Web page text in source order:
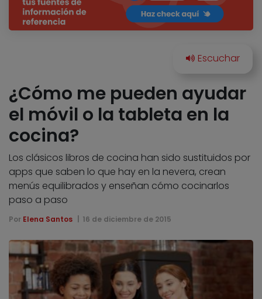
¿Cómo me pueden ayudar
el móvil o la tableta en la
cocina?
Los clásicos libros de cocina han sido sustituidos por
apps que saben lo que hay en la nevera, crean
menús equilibrados y enseñan cómo cocinarlos
paso a paso
Por Elena Santos 16 de diciembre de 2015